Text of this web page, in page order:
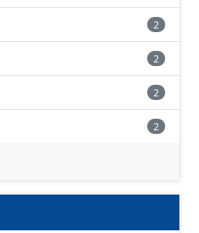
2
2
2
2